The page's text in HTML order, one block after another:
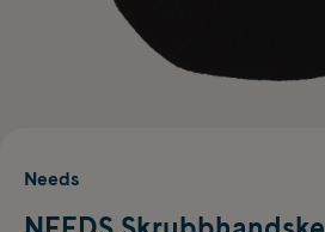
Needs